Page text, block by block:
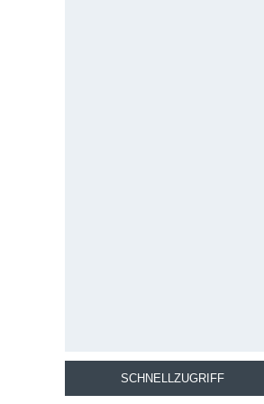
SCHNELLZUGRIFF